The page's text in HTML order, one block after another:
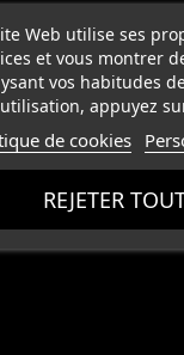
Web utilise ses
et vous montrer
vos habitudes
appuyez
de cookies
REJETER